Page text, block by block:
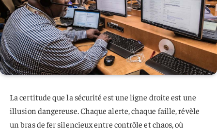
La certitude que la sécurité est une ligne droite est une
illusion dangereuse. Chaque alerte, chaque faille, révèle
un bras de fer silencieux entre contrôle et chaos, où